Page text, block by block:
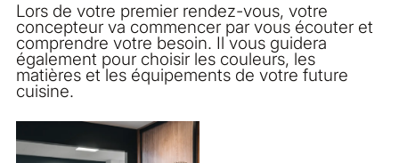
Lors de votre premier rendez-vous, votre
concepteur va commencer par vous écouter et
comprendre votre besoin. Il vous guidera
également pour choisir les couleurs, les
matières et les équipements de votre future
cuisine.